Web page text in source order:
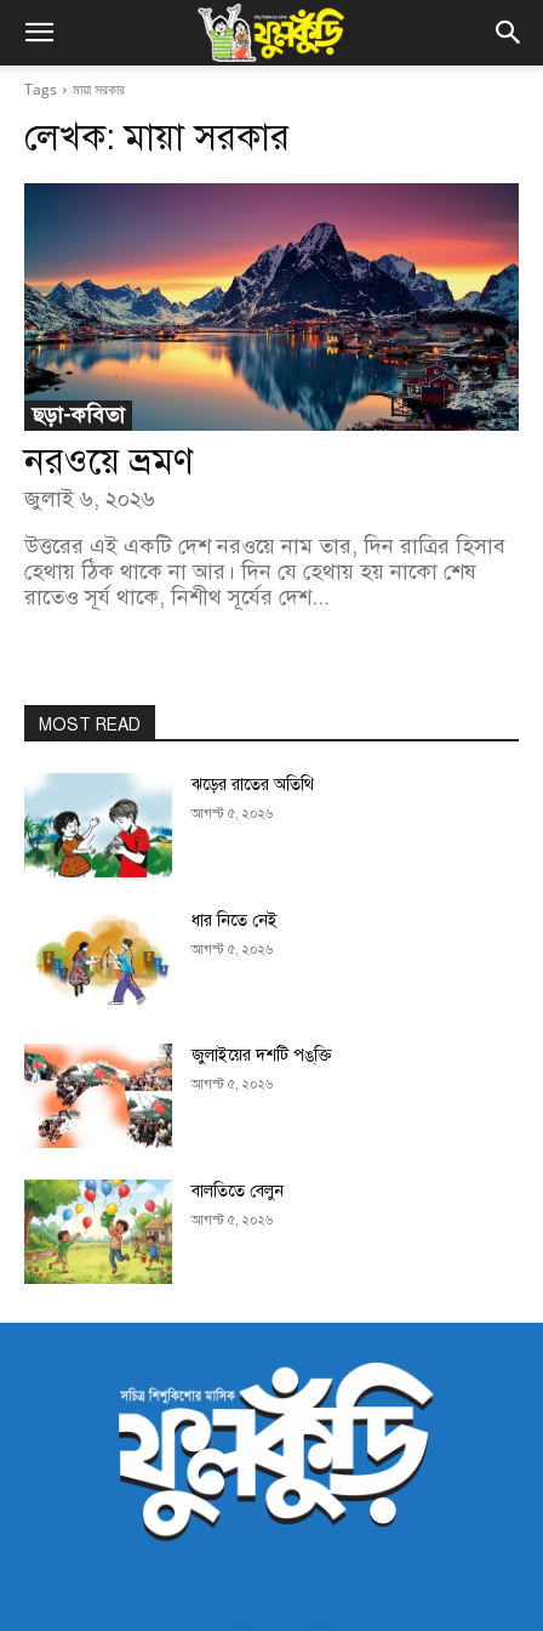
Tags মায়া সরকার
লেখক:মায়া সরকার
ছড়া-কবিতা
নরওয়ে ভ্রমণ
জুলাই ৬, ২০২৬
উত্তরের এই একটি দেশ নরওয়ে নাম তার, দিন রাত্রির হিসাব
হেথায় ঠিক থাকে না আর। দিন যে হেথায় হয় নাকো শেষ
রাতেও সূর্য থাকে, নিশীথ সূর্যের দেশ...
MOST READ
ঝড়ের রাতের অতিথি
আগস্ট ৫, ২০২৬
ধার নিতে নেই
আগস্ট ৫, ২০২৬
জুলাইয়ের দশটি পঙ্‌ক্তি
আগস্ট ৫, ২০২৬
বালতিতে বেলুন
আগস্ট ৫, ২০২৬